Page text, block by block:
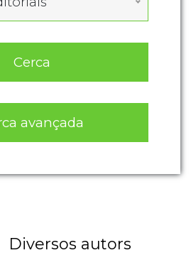
Cerca
avançada
Diversos autors